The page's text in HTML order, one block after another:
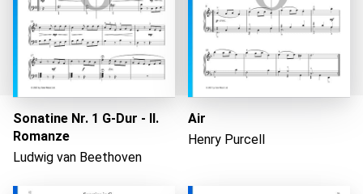
Wird geladen...
Sonatine Nr. 1 G-Dur - II.
Romanze
Ludwig van Beethoven
Air
Henry Purcell